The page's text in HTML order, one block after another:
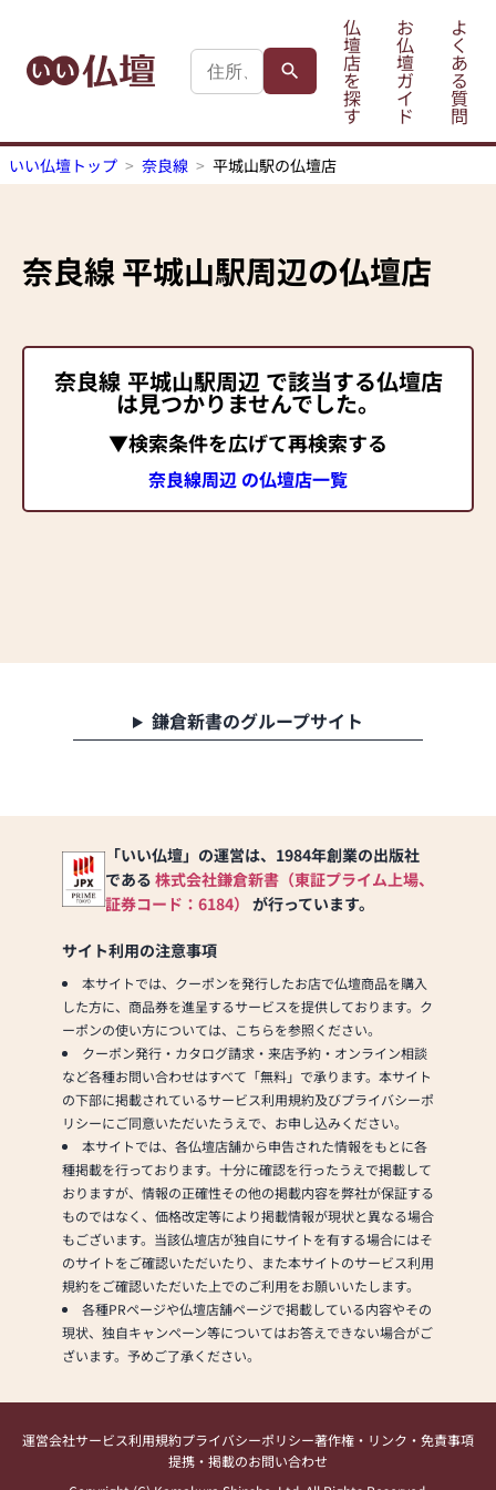
仏
壇
店
を
探
す
お
仏
壇
ガ
イ
ド
よ
く
あ
る
質
問
いい仏壇トップ 奈良線 平城山駅の仏壇店
奈良線平城山駅周辺の仏壇店
奈良線 平城山駅周辺 で該当する仏壇店
は見つかりませんでした。
▼検索条件を広げて再検索する
奈良線周辺 の仏壇店一覧
鎌倉新書のグループサイト
「いい仏壇」の運営は、1984年創業の出版社
である 株式会社鎌倉新書（東証プライム上場、
証券コード：6184） が行っています。
サイト利用の注意事項
本サイトでは、クーポンを発行したお店で仏壇商品を購入
した方に、商品券を進呈するサービスを提供しております。ク
ーポンの使い方については、こちらを参照ください。
クーポン発行・カタログ請求・来店予約・オンライン相談
など各種お問い合わせはすべて「無料」で承ります。本サイト
の下部に掲載されているサービス利用規約及びプライバシーポ
リシーにご同意いただいたうえで、お申し込みください。
本サイトでは、各仏壇店舗から申告された情報をもとに各
種掲載を行っております。十分に確認を行ったうえで掲載して
おりますが、情報の正確性その他の掲載内容を弊社が保証する
ものではなく、価格改定等により掲載情報が現状と異なる場合
もございます。当該仏壇店が独自にサイトを有する場合にはそ
のサイトをご確認いただいたり、また本サイトのサービス利用
規約をご確認いただいた上でのご利用をお願いいたします。
各種PRページや仏壇店舗ページで掲載している内容やその
現状、独自キャンペーン等についてはお答えできない場合がご
ざいます。予めご了承ください。
運営会社サービス利用規約プライバシーポリシー著作権・リンク・免責事項
提携・掲載のお問い合わせ